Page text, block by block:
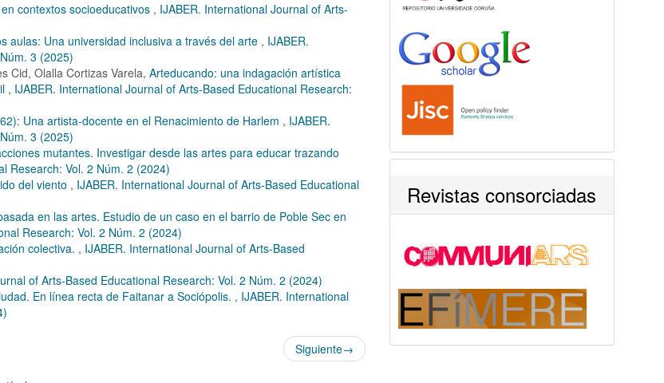
contextos socioeducativos , IJABER. International Journal of Arts-
aulas: Una universidad inclusiva a través del arte , IJABER.
3 (2025)
Cid, Olalla Cortizas Varela, Arteducando: una indagación artística
, IJABER. International Journal of Arts-Based Educational Research:
Una artista-docente en el Renacimiento de Harlem , IJABER.
3 (2025)
mutantes. Investigar desde las artes para educar trazando
Research: Vol. 2 Núm. 2 (2024)
del viento , IJABER. International Journal of Arts-Based Educational
en las artes. Estudio de un caso en el barrio de Poble Sec en
Research: Vol. 2 Núm. 2 (2024)
colectiva. , IJABER. International Journal of Arts-Based
of Arts-Based Educational Research: Vol. 2 Núm. 2 (2024)
En línea recta de Faitanar a Sociópolis. , IJABER. International
Siguiente→
Revistas consorciadas